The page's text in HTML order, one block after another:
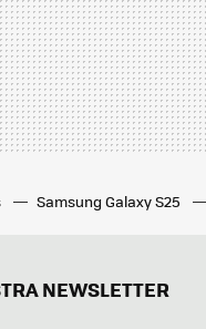
Samsung Galaxy S25
NEWSLETTER